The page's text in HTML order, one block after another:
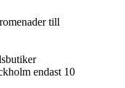
till
endast 10